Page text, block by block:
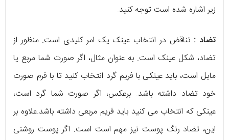
زیر اشاره شده است توجه کنید.
تضاد :تناقض در انتخاب عینک یک امر کلیدی است. منظور از
تضاد، شکل عینک است. به عنوان مثال، اگر صورت شما مربع یا
مایل است، باید عینکی با فریم گرد انتخاب کنید تا با فرم صورت
خود تضاد داشته باشد. برعکس، اگر صورت شما گرد است،
عینکی که انتخاب می کنید باید فریم مربعی داشته باشد.علاوه بر
این، تضاد رنگ پوست نیز مهم است است. اگر پوست روشنی